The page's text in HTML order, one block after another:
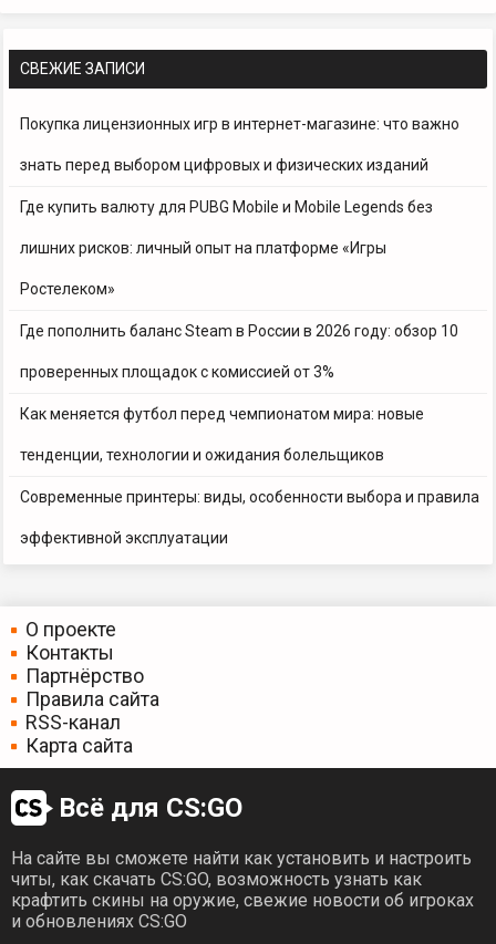
СВЕЖИЕ ЗАПИСИ
Покупка лицензионных игр в интернет-магазине: что важно
знать перед выбором цифровых и физических изданий
Где купить валюту для PUBG Mobile и Mobile Legends без
лишних рисков: личный опыт на платформе «Игры
Ростелеком»
Где пополнить баланс Steam в России в 2026 году: обзор 10
проверенных площадок с комиссией от 3%
Как меняется футбол перед чемпионатом мира: новые
тенденции, технологии и ожидания болельщиков
Современные принтеры: виды, особенности выбора и правила
эффективной эксплуатации
О проекте
Контакты
Партнёрство
Правила сайта
RSS-канал
Карта сайта
Всё для CS:GO
На сайте вы сможете найти как установить и настроить
читы, как скачать CS:GO, возможность узнать как
крафтить скины на оружие, свежие новости об игроках
и обновлениях CS:GO